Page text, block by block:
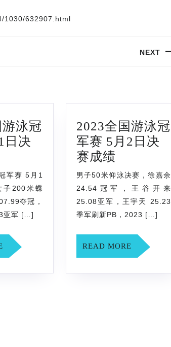
1030/632907.html
NEXT
泳冠
日决
军赛 5月1
子200米蝶
夺冠，
亚军 […]
READ
MORE
2023全国游泳冠
军赛 5月2日决
赛成绩2023
全
国
游
泳
冠
军
男子50米仰泳决赛，徐嘉余
24.54冠军，王谷开来
25.08亚军，王宇天 25.23
季军刷新PB，2023 […]
READ MOREREAD
MORE